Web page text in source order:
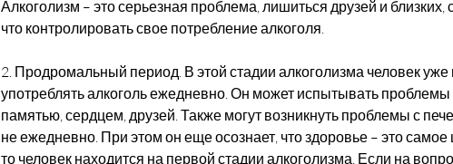
Алкоголизм – это серьезная проблема, лишиться друзей и близких,
что контролировать свое потребление алкоголя.
2. Продромальный период. В этой стадии алкоголизма человек уже
употреблять алкоголь ежедневно. Он может испытывать проблемы
памятью, сердцем, друзей. Также могут возникнуть проблемы с
не ежедневно. При этом он еще осознает, что здоровье – это самое
то человек находится на первой стадии алкоголизма. Если на